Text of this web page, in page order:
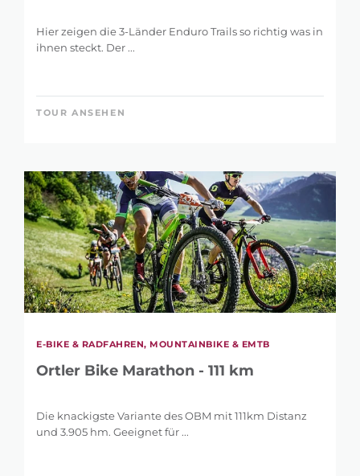
Hier zeigen die 3-Länder Enduro Trails so richtig was in
ihnen steckt. Der ...
TOUR ANSEHEN
E-BIKE & RADFAHREN, MOUNTAINBIKE & EMTB
Ortler Bike Marathon - 111 km
Die knackigste Variante des OBM mit 111km Distanz
und 3.905 hm. Geeignet für ...